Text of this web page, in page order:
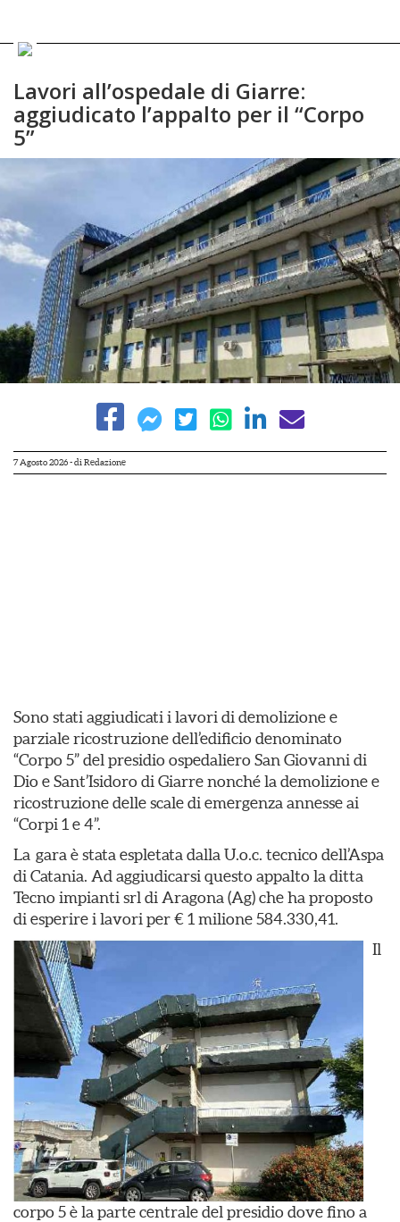
Lavori all’ospedale di Giarre:
aggiudicato l’appalto per il “Corpo
5”
7 Agosto 2026- di Redazione
Sono stati aggiudicati i lavori di demolizione e
parziale ricostruzione dell’edificio denominato
“Corpo 5” del presidio ospedaliero San Giovanni di
Dio e Sant’Isidoro di Giarre nonché la demolizione e
ricostruzione delle scale di emergenza annesse ai
“Corpi 1 e 4”.
La gara è stata espletata dalla U.o.c. tecnico dell’Aspa
di Catania. Ad aggiudicarsi questo appalto la ditta
Tecno impianti srl di Aragona (Ag) che ha proposto
di esperire i lavori per € 1 milione 584.330,41.
Il
corpo 5 è la parte centrale del presidio dove fino a